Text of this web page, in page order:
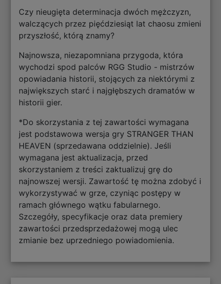
Czy nieugięta determinacja dwóch mężczyzn,
walczących przez pięćdziesiąt lat chaosu zmieni
przyszłość, którą znamy?
Najnowsza, niezapomniana przygoda, która
wychodzi spod palców RGG Studio - mistrzów
opowiadania historii, stojących za niektórymi z
największych starć i najgłębszych dramatów w
historii gier.
*Do skorzystania z tej zawartości wymagana
jest podstawowa wersja gry STRANGER THAN
HEAVEN (sprzedawana oddzielnie). Jeśli
wymagana jest aktualizacja, przed
skorzystaniem z treści zaktualizuj grę do
najnowszej wersji. Zawartość tę można zdobyć i
wykorzystywać w grze, czyniąc postępy w
ramach głównego wątku fabularnego.
Szczegóły, specyfikacje oraz data premiery
zawartości przedsprzedażowej mogą ulec
zmianie bez uprzedniego powiadomienia.